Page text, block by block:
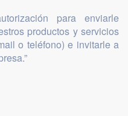
para enviarle
productos y servicios
o teléfono) e invitarle a